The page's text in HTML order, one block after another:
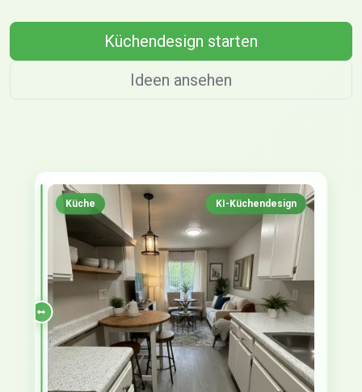
Küchendesign starten
Ideen ansehen
Küche KI-Küchendesign